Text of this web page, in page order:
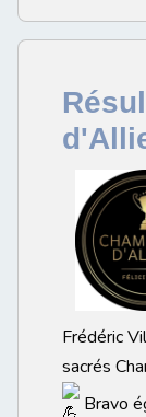
Frédéric
sacrés
Bravo